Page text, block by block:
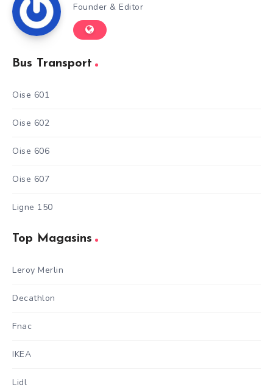
Founder & Editor
Bus Transport
Oise 601
Oise 602
Oise 606
Oise 607
Ligne 150
Top Magasins
Leroy Merlin
Decathlon
Fnac
IKEA
Lidl